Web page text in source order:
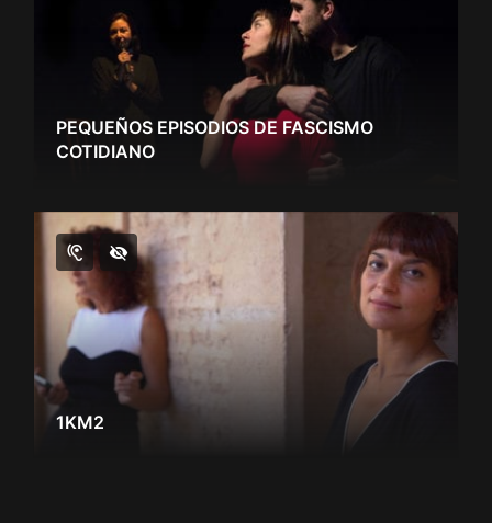
PEQUEÑOS EPISODIOS DE FASCISMO
COTIDIANO
1KM2